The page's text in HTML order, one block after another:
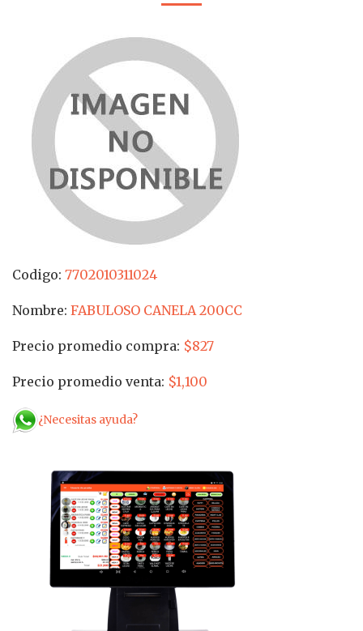
Codigo: 7702010311024
Nombre: FABULOSO CANELA 200CC
Precio promedio compra: $827
Precio promedio venta: $1,100
¿Necesitas ayuda?